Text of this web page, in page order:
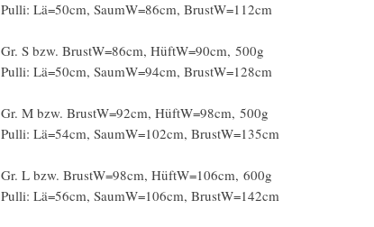
Pulli: Lä=50cm, SaumW=86cm, BrustW=112cm
Gr. S bzw. BrustW=86cm, HüftW=90cm, 500g
Pulli: Lä=50cm, SaumW=94cm, BrustW=128cm
Gr. M bzw. BrustW=92cm, HüftW=98cm, 500g
Pulli: Lä=54cm, SaumW=102cm, BrustW=135cm
Gr. L bzw. BrustW=98cm, HüftW=106cm, 600g
Pulli: Lä=56cm, SaumW=106cm, BrustW=142cm